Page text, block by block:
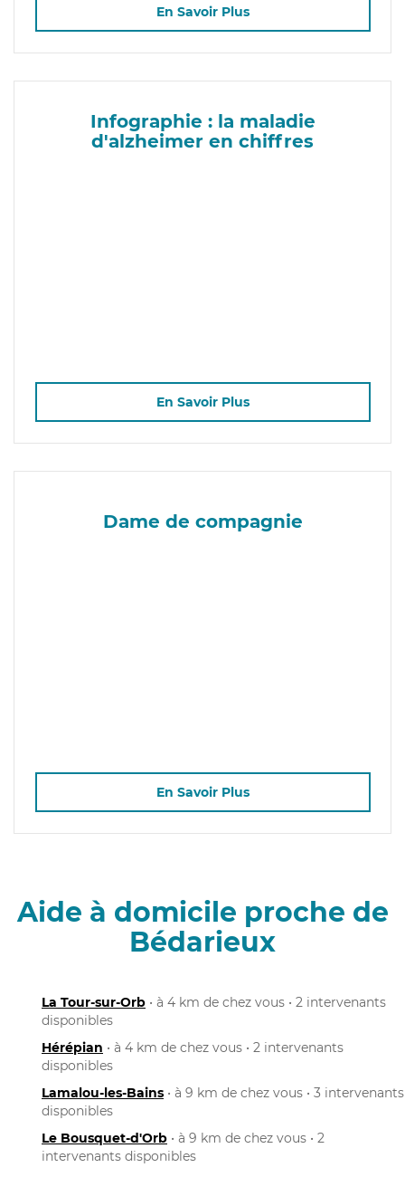
En Savoir Plus
Infographie : la maladie
d'alzheimer en chiffres
En Savoir Plus
Dame de compagnie
En Savoir Plus
Aide à domicile proche de
Bédarieux
La Tour-sur-Orb • à 4 km de chez vous • 2 intervenants
disponibles
Hérépian • à 4 km de chez vous • 2 intervenants
disponibles
Lamalou-les-Bains • à 9 km de chez vous • 3 intervenants
disponibles
Le Bousquet-d'Orb • à 9 km de chez vous • 2
intervenants disponibles